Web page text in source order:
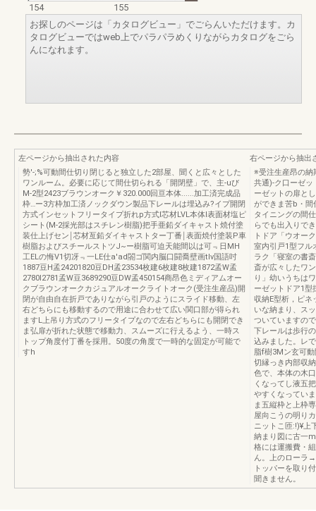
154
155
お探しのページは「カタログビュー」でごらんいただけます。カ
タログビューではweb上でパラパラめくりながらカタログをごら
んになれます。
左ページから抽出された内容
勢'-;%可動間仕切り閉じると独立した2部屋、聞くと広々とした
ワンルーム。必要に応じて間仕切られる「開閉壁」で、主-uび
M-2型2423ブラウンオーク￥320.000回亘本体......加工済完成品
枠…ー3方枠加工済ノックダウン製品下レールは埋込み?イプ開閉
方式インセットフリータイプ折れp方式l芯材LVL本体l表面材塩ピ
シート(M-2採光部はスチレン樹脂)把手亜鉛ダイキャスト焼付塗
装仕上げセン￨芯材亙鉛ダイキャストター丁番￨表面焼付塗装P車
樹脂およびスチールストツJ~ー樹脂可迫天能間以は可﹃日MH
工ELの悔V1切冴﹃一LE仕a'ad閤ゴ関内脳口闘喬壁画tlv国語吋
1887豆H孟24201820豆DH孟23534枚建6枚建8枚建1872孟W孟
2780I2781孟W豆3689290豆DW孟450154商昂色ミディアムオー
クブラウンオークカジュアルオークライトオーク(受注生産品)開
閉が自由自在折戸でありながら引戸のようにスライド移動、左
右どちらにも移動するので用途に合わせて広い関口部が得られ
ますL上吊り方式のフリータイプなので左右どちらにも開閉でき
ま弘扉が折れた状態で移動力、スムーズに行えるよう、一時ス
トップ角度付丁番を採用。50度の角度で一時的な固定が可能で
すh
右ページから抽出
※受注生産昂の納
共通)-ク口ーゼッ
ーゼットの扉と
ができま苦b・間
タイニングの間
らでも出入りで
トドア「ウオー
室内引戸1型フル
ラク「寝室の書
斎が広々したワ
り」幼いうちは
ーゼットドア1型
収納E型析，ピネ
いな納まり、ス
ついていますの
下レールは歩行
込みました。レ
脂f樹3Mン玄可
切縁っき内部収
色で、本体の木
くなってし液五
やすくなってい
ま五縦枠と上枠
屋向こうの明り
ニットこ匝:!)¥上
納まり図に古一
格には運搬費・
ん。上のローラ
トッパーを取り
聞きません。